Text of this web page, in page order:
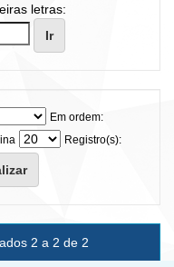
letras:
Em ordem:
Registro(s):
2 a 2 de 2